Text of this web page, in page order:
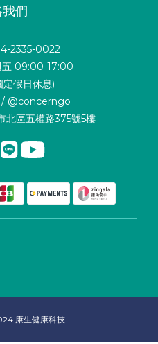
們
2335-0022
五 09:00-17:00
定假日休息)
/ @concerngo
北區五權路375號5樓
康生健康科技